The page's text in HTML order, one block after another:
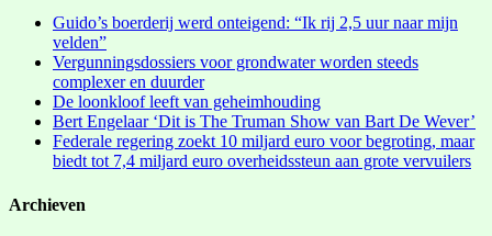
Guido’s boerderij werd onteigend: “Ik rij 2,5 uur naar mijn
velden”
Vergunningsdossiers voor grondwater worden steeds
complexer en duurder
De loonkloof leeft van geheimhouding
Bert Engelaar ‘Dit is The Truman Show van Bart De Wever’
Federale regering zoekt 10 miljard euro voor begroting, maar
biedt tot 7,4 miljard euro overheidssteun aan grote vervuilers
Archieven